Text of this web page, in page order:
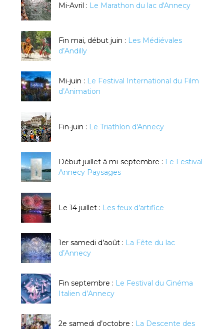
Mi-Avril : Le Marathon du lac d'Annecy
Fin mai, début juin : Les Médiévales
d’Andilly
Mi-juin : Le Festival International du Film
d’Animation
Fin-juin : Le Triathlon d'Annecy
Début juillet à mi-septembre : Le Festival
Annecy Paysages
Le 14 juillet : Les feux d’artifice
1er samedi d’août : La Fête du lac
d’Annecy
Fin septembre : Le Festival du Cinéma
Italien d’Annecy
2e samedi d’octobre : La Descente des